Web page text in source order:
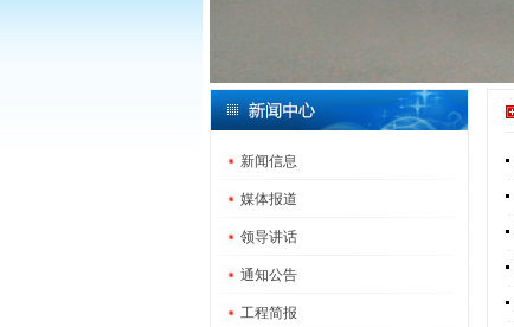
新闻信息
媒体报道
领导讲话
通知公告
工程简报